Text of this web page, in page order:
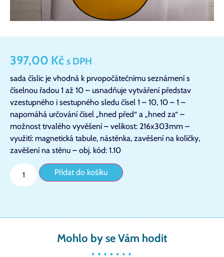
397,00 Kč s DPH
sada číslic je vhodná k prvopočátečnímu seznámení s
číselnou řadou 1 až 10 – usnadňuje vytváření představ
vzestupného i sestupného sledu čísel 1 – 10, 10 – 1 –
napomáhá určování čísel „hned před“ a „hned za“ –
možnost trvalého vyvěšení – velikost: 216x303mm –
využití: magnetická tabule, nástěnka, zavěšení na kolíčky,
zavěšení na stěnu – obj. kód: 1.10
Přidat do košíku
Mohlo by se Vám hodit